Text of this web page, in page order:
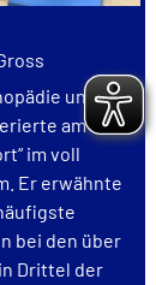
und
am 14.
im voll
Er erwähnte
bei den über
Drittel der